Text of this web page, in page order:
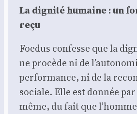
La digni­té humaine : un
reçu
Foe­dus confesse que la
ne pro­cède ni de
per­for­mance, ni de la
sociale. Elle est don­née
même, du fait que